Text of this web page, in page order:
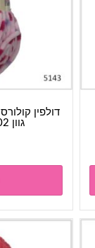
גוון 80402- ורוד סגול